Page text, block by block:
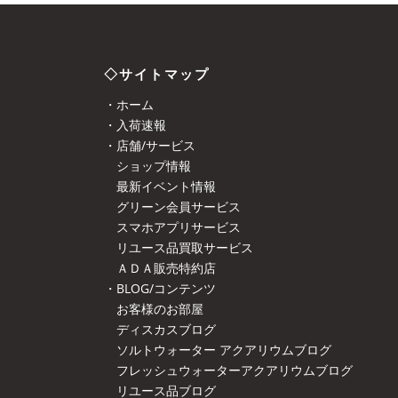
◇サイトマップ
・ホーム
・入荷速報
・店舗/サービス
ショップ情報
最新イベント情報
グリーン会員サービス
スマホアプリサービス
リユース品買取サービス
ＡＤＡ販売特約店
・BLOG/コンテンツ
お客様のお部屋
ディスカスブログ
ソルトウォーター アクアリウムブログ
フレッシュウォーターアクアリウムブログ
リユース品ブログ